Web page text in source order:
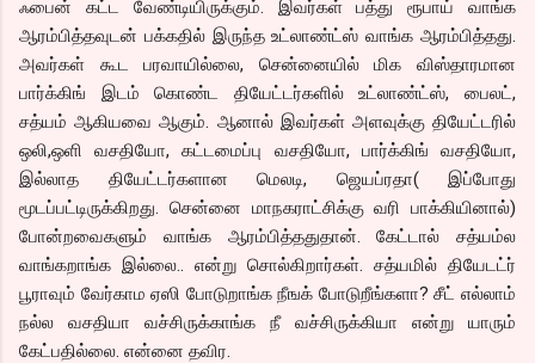
ஃபைன் கட்ட வேண்டியிருக்கும். இவர்கள் பத்து ரூபாய் வாங்க
ஆரம்பித்தவுடன் பக்கதில் இருந்த உட்லாண்ட்ஸ் வாங்க ஆரம்பித்தது.
அவர்கள் கூட பரவாயில்லை, சென்னையில் மிக விஸ்தாரமான
பார்க்கிங் இடம் கொண்ட தியேட்டர்களில் உட்லாண்ட்ஸ், பைலட்,
சத்யம் ஆகியவை ஆகும். ஆனால் இவர்கள் அளவுக்கு தியேட்டரில்
ஒலி,ஒளி வசதியோ, கட்டமைப்பு வசதியோ, பார்க்கிங் வசதியோ,
இல்லாத தியேட்டர்களான மெலடி, ஜெயப்ரதா( இப்போது
மூடப்பட்டிருக்கிறது. சென்னை மாநகராட்சிக்கு வரி பாக்கியினால்)
போன்றவைகளும் வாங்க ஆரம்பித்ததுதான். கேட்டால் சத்யம்ல
வாங்கறாங்க இல்லை.. என்று சொல்கிறார்கள். சத்யமில் தியேடட்ர்
பூராவும் வேர்காம ஏஸி போடுறாங்க நீஙக் போடுறீங்களா? சீட் எல்லாம்
நல்ல வசதியா வச்சிருக்காங்க நீ வச்சிருக்கியா என்று யாரும்
கேட்பதில்லை. என்னை தவிர.